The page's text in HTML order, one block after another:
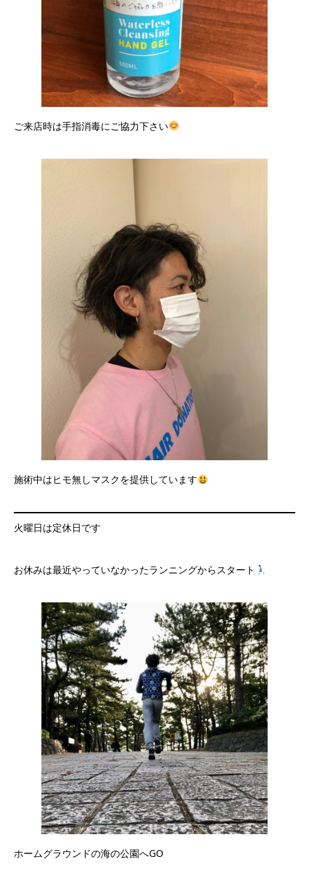
ご来店時は手指消毒にご協力下さい
施術中はヒモ無しマスクを提供しています
火曜日は定休日です
お休みは最近やっていなかったランニングからスタート
ホームグラウンドの海の公園へGO